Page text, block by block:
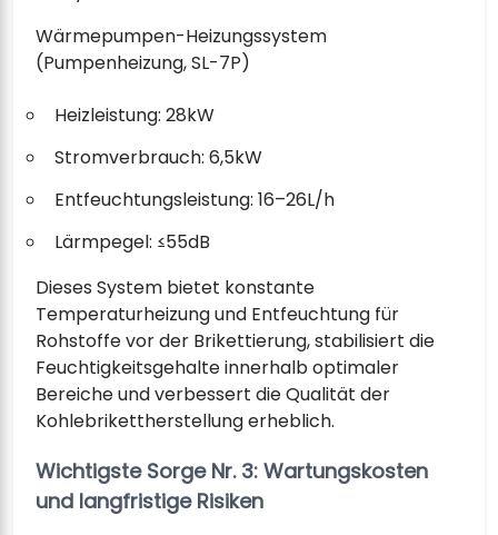
Wärmepumpen-Heizungssystem
(Pumpenheizung, SL-7P)
Heizleistung: 28kW
Stromverbrauch: 6,5kW
Entfeuchtungsleistung: 16–26L/h
Lärmpegel: ≤55dB
Dieses System bietet konstante
Temperaturheizung und Entfeuchtung für
Rohstoffe vor der Brikettierung, stabilisiert die
Feuchtigkeitsgehalte innerhalb optimaler
Bereiche und verbessert die Qualität der
Kohlebrikettherstellung erheblich.
Wichtigste Sorge Nr. 3: Wartungskosten
und langfristige Risiken